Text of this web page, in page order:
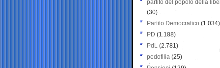
partito del popolo della
(30)
Partito Democratico (1.034)
PD (1.188)
PdL (2.781)
pedofilia (25)